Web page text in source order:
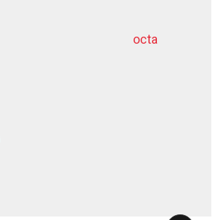
octa
dziļurbums